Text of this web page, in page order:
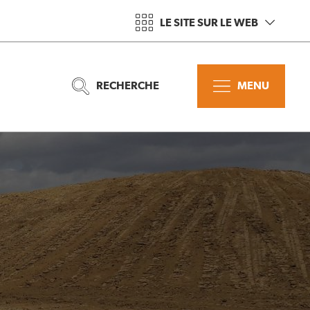
LE SITE SUR LE WEB
RECHERCHE MENU